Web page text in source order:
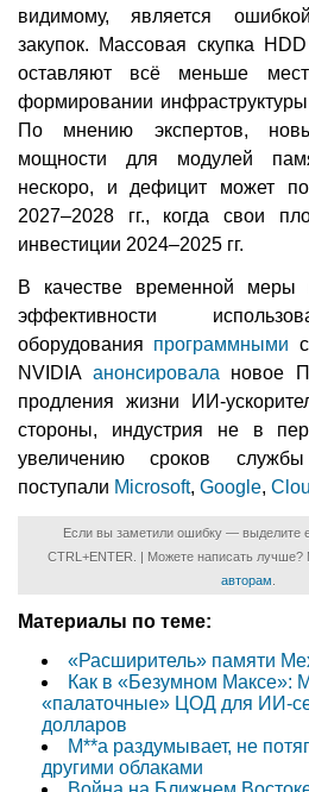
видимому, является
закупок. Массовая скупка
оставляют всё меньше
формировании
По мнению экспертов,
мощности для модулей
нескоро, и дефицит может
2027–2028 гг., когда свои
инвестиции 2024–2025 гг.
В качестве временной меры
эффективности
оборудования программными
NVIDIA анонсировала новое
продления жизни ИИ-
стороны, индустрия не в
увеличению сроков
поступали Microsoft, Google,
Если вы заметили ошибку —
CTRL+ENTER. | Можете написать лучше?
авторам
Материалы по теме:
«Расширитель» памяти
Как в «Безумном Максе»:
«палаточные» ЦОД для ИИ-
долларов
M**a раздумывает, не
другими облаками